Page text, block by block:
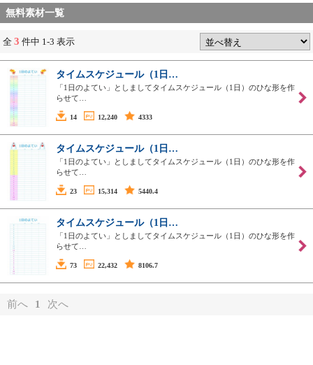
無料素材一覧
全 3 件中 1-3 表示
タイムスケジュール（1日…
「1日のよてい」としましてタイムスケジュール（1日）のひな形を作
らせて…
14 12,240 4333
タイムスケジュール（1日…
「1日のよてい」としましてタイムスケジュール（1日）のひな形を作
らせて…
23 15,314 5440.4
タイムスケジュール（1日…
「1日のよてい」としましてタイムスケジュール（1日）のひな形を作
らせて…
73 22,432 8106.7
前へ 1 次へ